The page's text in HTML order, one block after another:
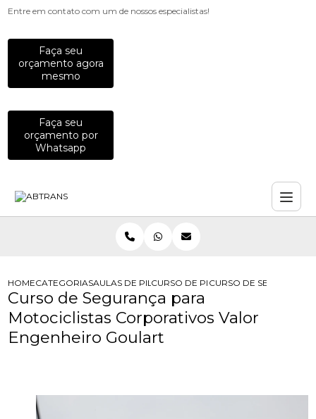
Entre em contato com um de nossos especialistas!
Faça seu
orçamento agora
mesmo
Faça seu
orçamento por
Whatsapp
HOMECATEGORIASAULAS DE PILOTAGEM PARA EMPRESAS
CURSO DE PILOTAGEM PARA
CURSO DE
Curso de Segurança para
Motociclistas Corporativos Valor
Engenheiro Goulart